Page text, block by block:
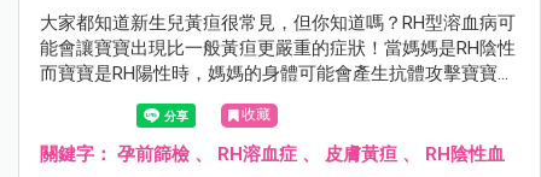
大家都知道新生兒黃疸很常見，但你知道嗎？RH型溶血病可
能會讓寶寶出現比一般黃疸更嚴重的症狀！當媽媽是RH陰性
而寶寶是RH陽性時，媽媽的身體可能會產生抗體攻擊寶寶的
紅血球，導致寶寶出現各種嚴重問題！
收藏
關鍵字： 孕前篩檢 、 RH溶血症 、 皮膚黃疸 、 RH陰性血